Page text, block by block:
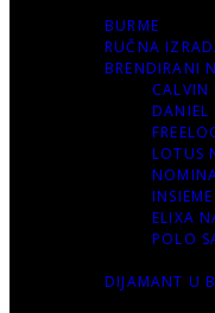
BURME
RUČNA
BRENDIRANI
CALVIN
DANIEL
LOTUS
INSIEME
ELIXA
POLO
DIJAMANT U